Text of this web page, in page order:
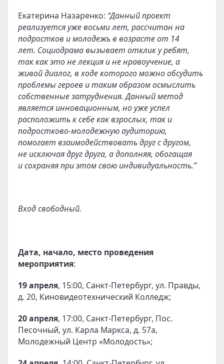
Екатерина Назаренко: “Данный проект
реализуется уже восьми лет, рассчитан на
подростков и молодежь в возрасте от 14
лет. Социодрама вызывает отклик у ребят,
так как это не лекция и не нравоучение, а
живой диалог, в ходе которого можно обсудить
проблемы героев и таким образом осмыслить
собственные затруднения. Данный метод
является инновационным, но уже успел
расположить к себе как взрослых, так и
подростково-молодежную аудиторию,
помогает взаимодействовать друг с другом,
не исключая друг друга, а дополняя, обогащая
и сохраняя при этом свою индивидуальность.”
Вход свободный.
Дата, начало, место проведения
мероприятия:
19 апреля, 15:00, Санкт-Петербург, ул. Правды,
д. 20, Киновидеотехнический Колледж;
20 апреля, 17:00, Санкт-Петербург, Пос.
Песочный, ул. Карла Маркса, д. 57а,
Молодежный Центр «Молодость»;